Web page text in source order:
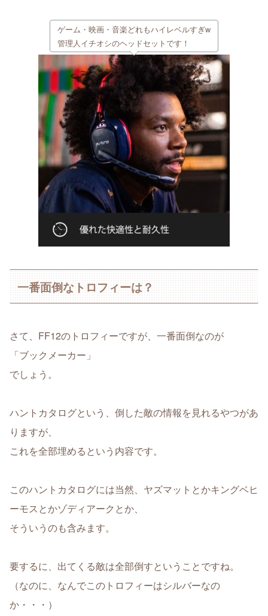
ゲーム・映画・音楽どれもハイレベルすぎw
管理人イチオシのヘッドセットです！
一番面倒なトロフィーは？
さて、FF12のトロフィーですが、一番面倒なのが
「ブックメーカー」
でしょう。
ハントカタログという、倒した敵の情報を見れるやつがあ
りますが、
これを全部埋めるという内容です。
このハントカタログには当然、ヤズマットとかキングベヒ
ーモスとかゾディアークとか、
そういうのも含みます。
要するに、出てくる敵は全部倒すということですね。
（なのに、なんでこのトロフィーはシルバーなの
か・・・）